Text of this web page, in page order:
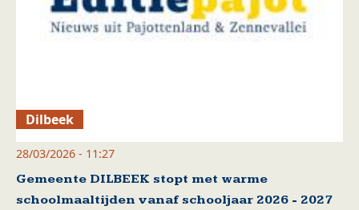
Dilbeek
28/03/2026 - 11:27
Gemeente DILBEEK stopt met warme
schoolmaaltijden vanaf schooljaar 2026 - 2027